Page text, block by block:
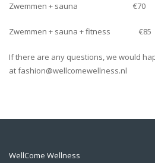
Zwemmen + sauna €70
Zwemmen + sauna + fitness €85
If there are any questions, we would
at fashion@wellcomewellness.nl
WellCome Wellness